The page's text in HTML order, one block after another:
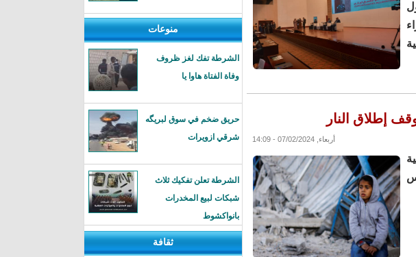
إطلاق النار
أربعاء, 07/02/2024 - 14:09
منوعات
الشرطة تفك لغز ظروف
وفاة الفتاة هاوا يا
حريق ضخم في سوق لبريگه
شرقي ازويرات
الشرطة تعلن تفكيك ثلاث
شبكات لبيع المخدرات
بانواكشوط
ثقافة